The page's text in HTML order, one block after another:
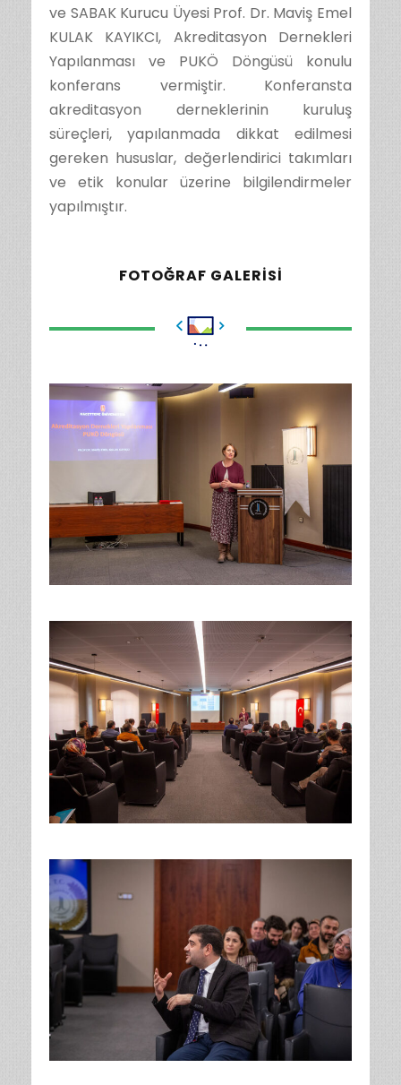
ve SABAK Kurucu Üyesi Prof. Dr. Maviş Emel
KULAK KAYIKCI, Akreditasyon Dernekleri
Yapılanması ve PUKÖ Döngüsü konulu
konferans vermiştir. Konferansta
akreditasyon derneklerinin kuruluş
süreçleri, yapılanmada dikkat edilmesi
gereken hususlar, değerlendirici takımları
ve etik konular üzerine bilgilendirmeler
yapılmıştır.
FOTOĞRAF GALERISI